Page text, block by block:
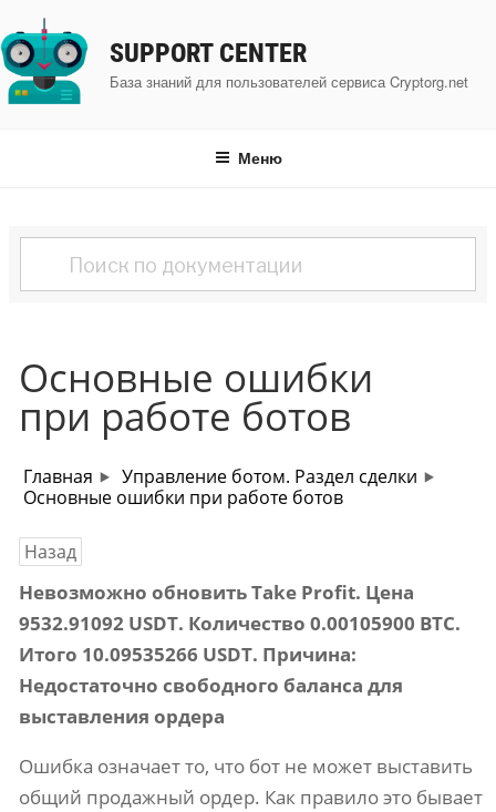
к
содержимому
SUPPORT CENTER
База знаний для пользователей сервиса Cryptorg.net
Меню
Основные ошибки
при работе ботов
Главная
Управление ботом. Раздел сделки
Основные ошибки при работе ботов
Назад
Невозможно обновить Take Profit. Цена
9532.91092 USDT. Количество 0.00105900 BTC.
Итого 10.09535266 USDT. Причина:
Недостаточно свободного баланса для
выставления ордера
Ошибка означает то, что бот не может выставить
общий продажный ордер. Как правило это бывает